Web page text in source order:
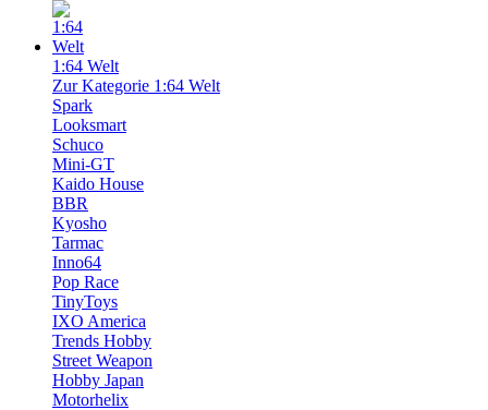
1:64 Welt
Zur Kategorie 1:64 Welt
Spark
Looksmart
Schuco
Mini-GT
Kaido House
BBR
Kyosho
Tarmac
Inno64
Pop Race
TinyToys
IXO America
Trends Hobby
Street Weapon
Hobby Japan
Motorhelix